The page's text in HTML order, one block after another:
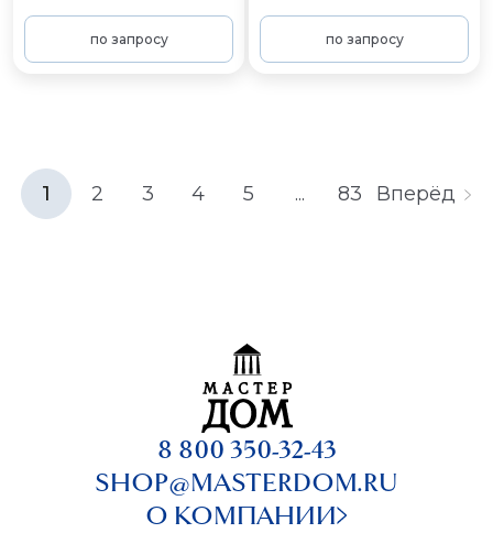
по запросу по запросу
1 2 3 4 5 ... 83 Вперёд
8 800 350-32-43
SHOP@MASTERDOM.RU
О КОМПАНИИ